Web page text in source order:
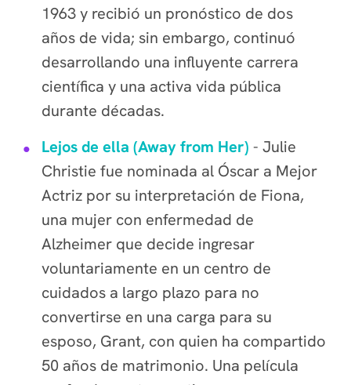
1963 y recibió un pronóstico de dos
años de vida; sin embargo, continuó
desarrollando una influyente carrera
científica y una activa vida pública
durante décadas.
Lejos de ella (Away from Her) - Julie
Christie fue nominada al Óscar a Mejor
Actriz por su interpretación de Fiona,
una mujer con enfermedad de
Alzheimer que decide ingresar
voluntariamente en un centro de
cuidados a largo plazo para no
convertirse en una carga para su
esposo, Grant, con quien ha compartido
50 años de matrimonio. Una película